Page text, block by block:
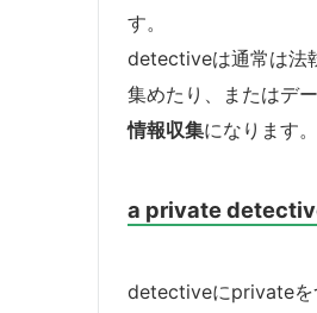
す。
detectiveは通常は法
集めたり、またはデ
情報収集になります
a private detective
detectiveにprivateを